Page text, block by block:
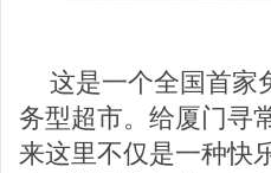
这是一个全国首家
务型超市。给厦门寻
来这里不仅是一种快